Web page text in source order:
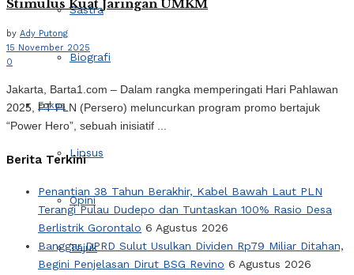
Sastra
Biografi
Fokus
Lipsus
Opini
Tajuk
Stimulus Kuat Jaringan UMKM
by Ady Putong
15 November 2025
0
Jakarta, Barta1.com – Dalam rangka memperingati Hari Pahlawan
2025, PT PLN (Persero) meluncurkan program promo bertajuk
“Power Hero”, sebuah inisiatif ...
Berita Terkini
Penantian 38 Tahun Berakhir, Kabel Bawah Laut PLN
Terangi Pulau Dudepo dan Tuntaskan 100% Rasio Desa
Berlistrik Gorontalo 6 Agustus 2026
Banggar DPRD Sulut Usulkan Dividen Rp79 Miliar Ditahan,
Begini Penjelasan Dirut BSG Revino 6 Agustus 2026